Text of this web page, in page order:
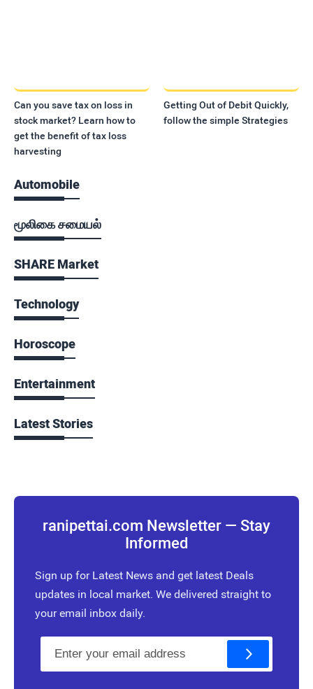
Can you save tax on loss in
stock market? Learn how to
get the benefit of tax loss
harvesting
Getting Out of Debit Quickly,
follow the simple Strategies
Automobile
மூலிகை சமையல்
SHARE Market
Technology
Horoscope
Entertainment
Latest Stories
ranipettai.com Newsletter — Stay
Informed
Sign up for Latest News and get latest Deals
updates in local market. We delivered straight to
your email inbox daily.